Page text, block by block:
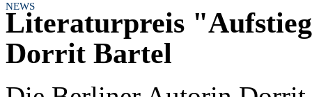
NEWS
Literaturpreis
Dorrit Bartel